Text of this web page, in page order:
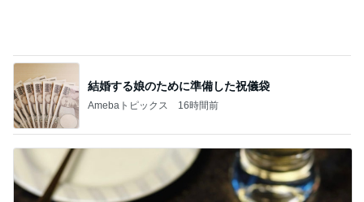
願いを込めて応募した新たなプレビュー
Amebaトピックス
記事を読む